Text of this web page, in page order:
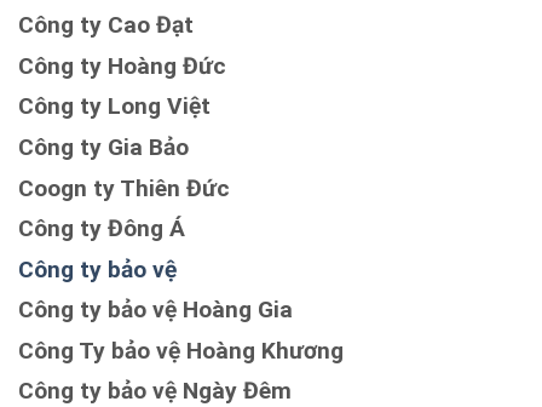
Công ty Cao Đạt
Công ty Hoàng Đức
Công ty Long Việt
Công ty Gia Bảo
Coogn ty Thiên Đức
Công ty Đông Á
Công ty bảo vệ
Công ty bảo vệ Hoàng Gia
Công Ty bảo vệ Hoàng Khương
Công ty bảo vệ Ngày Đêm